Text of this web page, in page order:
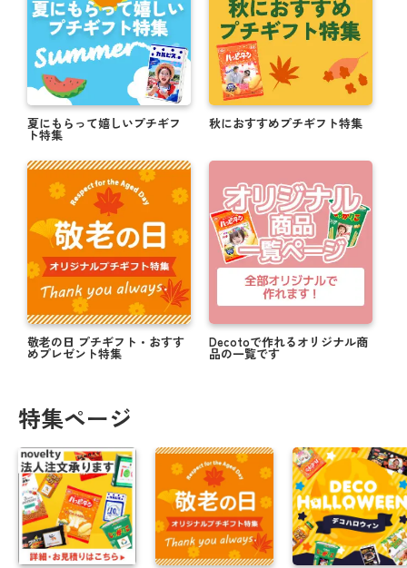
夏にもらって嬉しいプチギフ
ト特集
秋におすすめプチギフト特集
敬老の日 プチギフト・おすす
めプレゼント特集
Decotoで作れるオリジナル商
品の一覧です
特集ページ